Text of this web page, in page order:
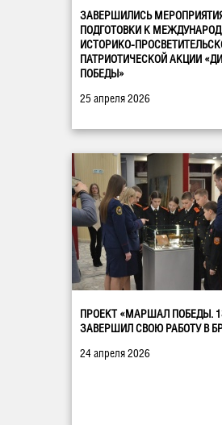
ЗАВЕРШИЛИСЬ
ПОДГОТОВКИ К
ИСТОРИКО-
ПАТРИОТИЧЕСКОЙ АКЦИИ
ПОБЕДЫ»
25 апреля 2026
ПРОЕКТ «МАРШАЛ ПОБЕДЫ.
ЗАВЕРШИЛ СВОЮ РАБОТУ В
24 апреля 2026